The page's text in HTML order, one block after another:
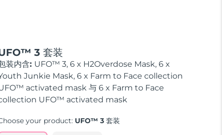
3 套装
装内含: UFO™ 3, 6 x H2Overdose Mask, 6 x
Junkie Mask, 6 x Farm to Face collection
activated mask 与 6 x Farm to Face
UFO™ activated mask
your product: UFO™ 3 套装